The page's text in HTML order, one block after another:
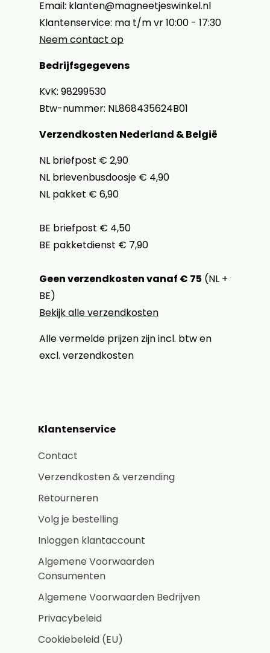
Email: klanten@magneetjeswinkel.nl
Klantenservice: ma t/m vr 10:00 - 17:30
Neem contact op
Bedrijfsgegevens
KvK: 98299530
Btw-nummer: NL868435624B01
Verzendkosten Nederland & België
NL briefpost € 2,90
NL brievenbusdoosje € 4,90
NL pakket € 6,90
BE briefpost € 4,50
BE pakketdienst € 7,90
Geen verzendkosten vanaf € 75 (NL +
BE)
Bekijk alle verzendkosten
Alle vermelde prijzen zijn incl. btw en
excl. verzendkosten
Klantenservice
Contact
Verzendkosten & verzending
Retourneren
Volg je bestelling
Inloggen klantaccount
Algemene Voorwaarden
Consumenten
Algemene Voorwaarden Bedrijven
Privacybeleid
Cookiebeleid (EU)